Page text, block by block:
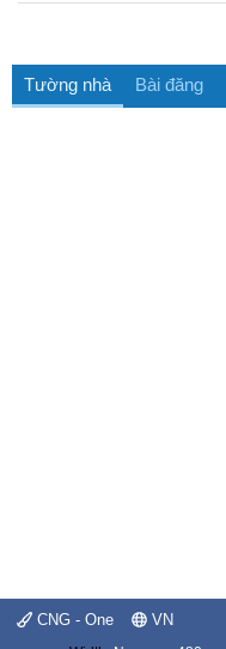
Tường nhà Bài đăng
CNG - One VN